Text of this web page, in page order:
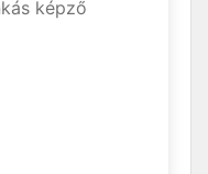
képző